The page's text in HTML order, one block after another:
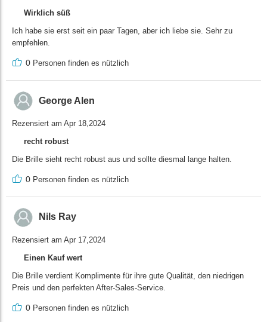
Wirklich süß
Ich habe sie erst seit ein paar Tagen, aber ich liebe sie. Sehr zu
empfehlen.
0 Personen finden es nützlich
George Alen
Rezensiert am Apr 18,2024
recht robust
Die Brille sieht recht robust aus und sollte diesmal lange halten.
0 Personen finden es nützlich
Nils Ray
Rezensiert am Apr 17,2024
Einen Kauf wert
Die Brille verdient Komplimente für ihre gute Qualität, den niedrigen
Preis und den perfekten After-Sales-Service.
0 Personen finden es nützlich